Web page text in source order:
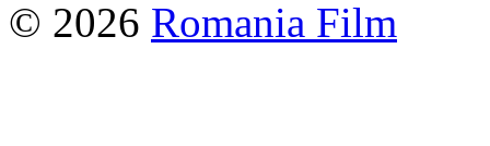
© 2026 Romania Film